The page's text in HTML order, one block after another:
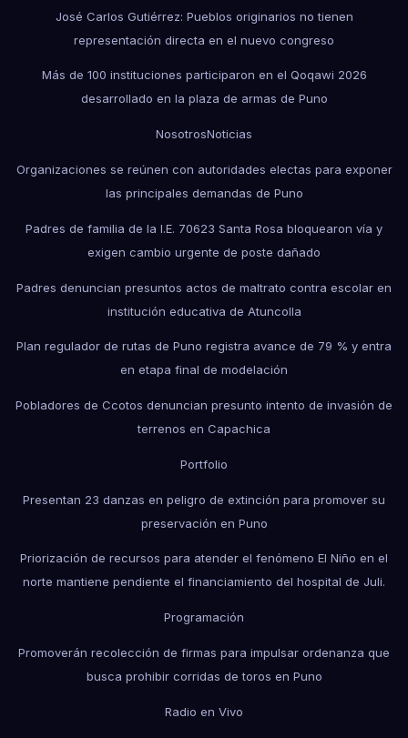
José Carlos Gutiérrez: Pueblos originarios no tienen
representación directa en el nuevo congreso
Más de 100 instituciones participaron en el Qoqawi 2026
desarrollado en la plaza de armas de Puno
NosotrosNoticias
Organizaciones se reúnen con autoridades electas para exponer
las principales demandas de Puno
Padres de familia de la I.E. 70623 Santa Rosa bloquearon vía y
exigen cambio urgente de poste dañado
Padres denuncian presuntos actos de maltrato contra escolar en
institución educativa de Atuncolla
Plan regulador de rutas de Puno registra avance de 79 % y entra
en etapa final de modelación
Pobladores de Ccotos denuncian presunto intento de invasión de
terrenos en Capachica
Portfolio
Presentan 23 danzas en peligro de extinción para promover su
preservación en Puno
Priorización de recursos para atender el fenómeno El Niño en el
norte mantiene pendiente el financiamiento del hospital de Juli.
Programación
Promoverán recolección de firmas para impulsar ordenanza que
busca prohibir corridas de toros en Puno
Radio en Vivo